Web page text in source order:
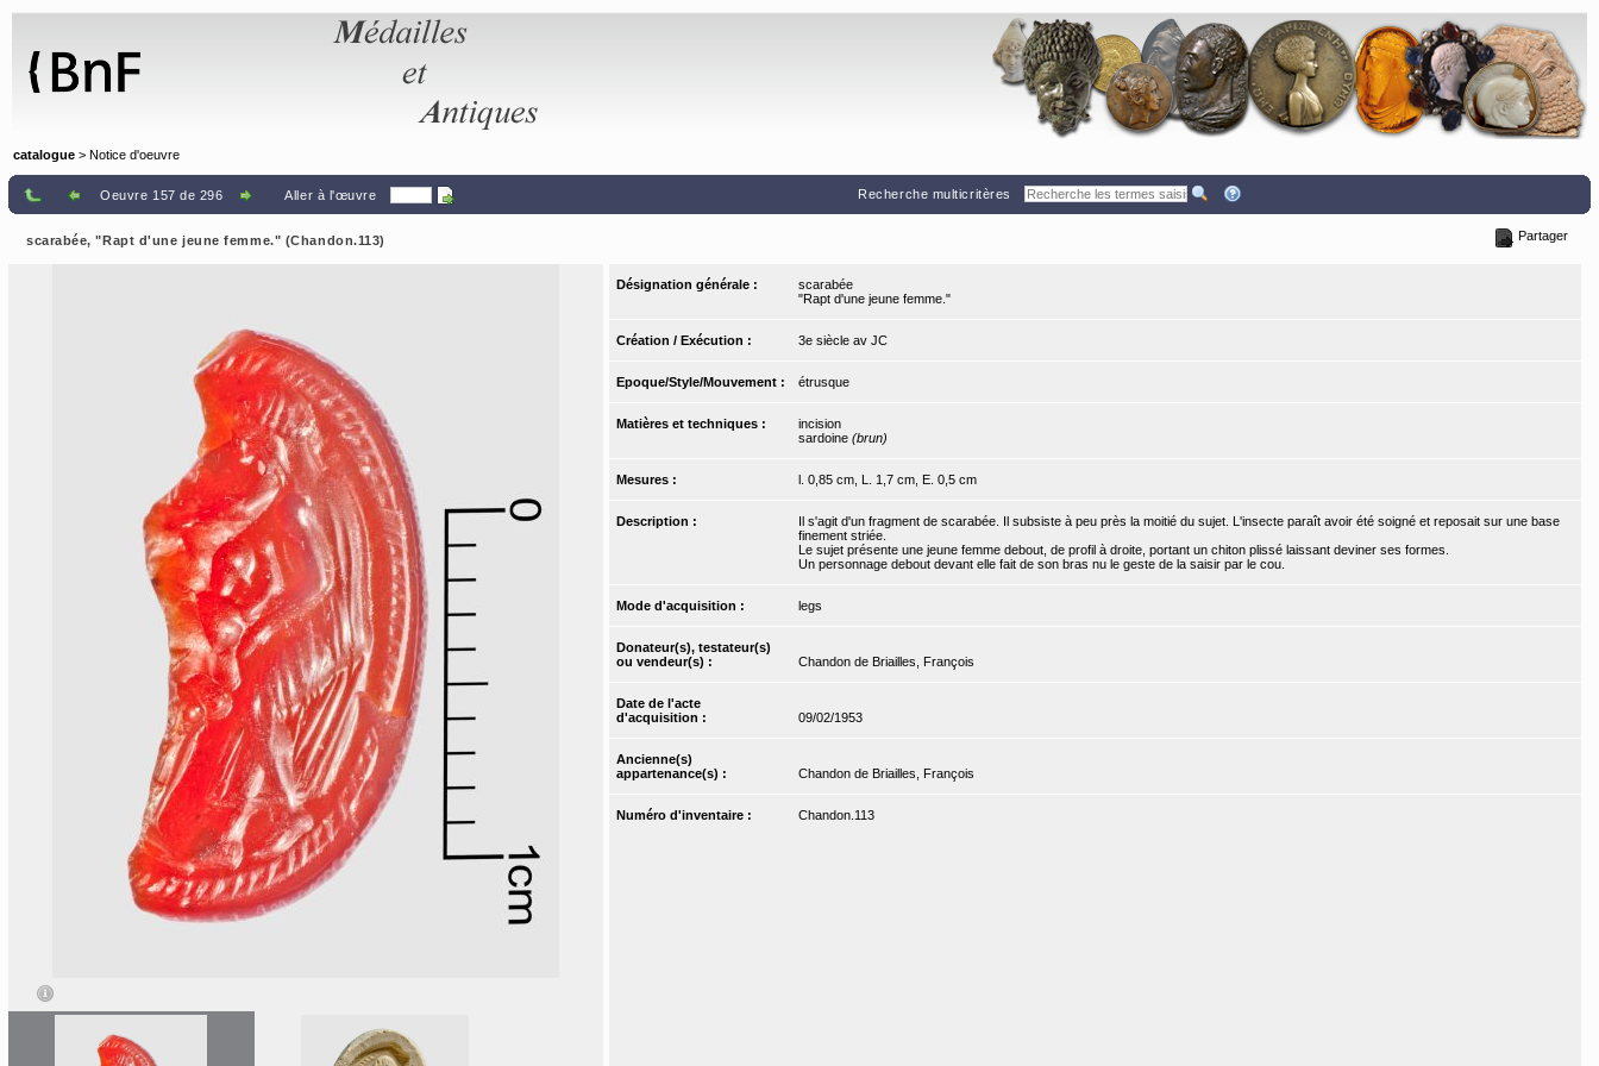
catalogue > Notice d'oeuvre
Oeuvre 157 de 296 Aller à l'œuvre Recherche multicritères
scarabée, "Rapt d'une jeune femme." (Chandon.113) Partager
Désignation générale :
scarabée
"Rapt d'une jeune femme."
Création / Exécution : 3e siècle av JC
Epoque/Style/Mouvement : étrusque
Matières et techniques :
incision
sardoine (brun)
Mesures : l. 0,85 cm, L. 1,7 cm, E. 0,5 cm
Description :
Il s'agit d'un fragment de scarabée. Il subsiste à peu près la moitié du sujet. L'insecte paraît avoir été soigné et reposait sur une base
finement striée.
Le sujet présente une jeune femme debout, de profil à droite, portant un chiton plissé laissant deviner ses formes.
Un personnage debout devant elle fait de son bras nu le geste de la saisir par le cou.
Mode d'acquisition : legs
Donateur(s), testateur(s)
ou vendeur(s) :
Chandon de Briailles, François
Date de l'acte
d'acquisition :
09/02/1953
Ancienne(s)
appartenance(s) :
Chandon de Briailles, François
Numéro d'inventaire : Chandon.113